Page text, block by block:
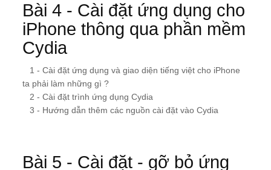
Bài 4 - Cài đặt ứng dụng cho
iPhone thông qua phần mềm
Cydia
1 - Cài đặt ứng dụng và giao diện tiếng việt cho iPhone
ta phải làm những gì ?
2 - Cài đặt trình ứng dụng Cydia
3 - Hướng dẫn thêm các nguồn cài đặt vào Cydia
Bài 5 - Cài đặt - gỡ bỏ ứng